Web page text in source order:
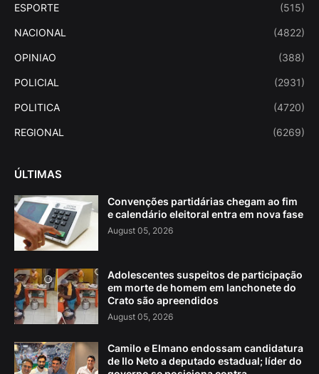
ESPORTE (515)
NACIONAL (4822)
OPINIAO (388)
POLICIAL (2931)
POLITICA (4720)
REGIONAL (6269)
ÚLTIMAS
Convenções partidárias chegam ao fim
e calendário eleitoral entra em nova fase
August 05, 2026
Adolescentes suspeitos de participação
em morte de homem em lanchonete do
Crato são apreendidos
August 05, 2026
Camilo e Elmano endossam candidatura
de Ilo Neto a deputado estadual; líder do